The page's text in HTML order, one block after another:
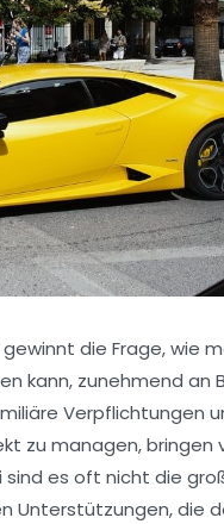
die Frage, wie
kann, zunehmend an
Verpflichtungen
zu managen, bringen
sind es oft nicht die
Unterstützungen, die